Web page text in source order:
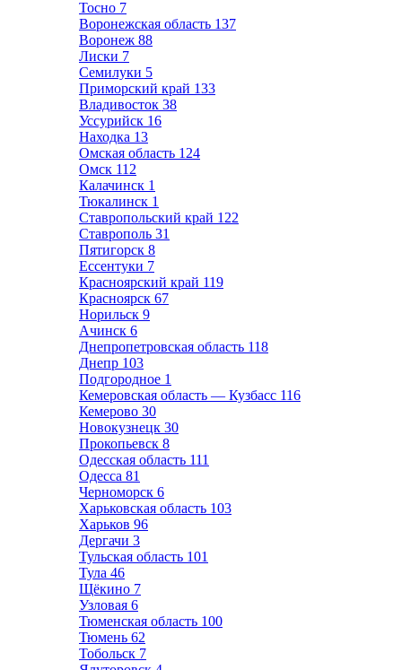
Тосно 7
Воронежская область 137
Воронеж 88
Лиски 7
Семилуки 5
Приморский край 133
Владивосток 38
Уссурийск 16
Находка 13
Омская область 124
Омск 112
Калачинск 1
Тюкалинск 1
Ставропольский край 122
Ставрополь 31
Пятигорск 8
Ессентуки 7
Красноярский край 119
Красноярск 67
Норильск 9
Ачинск 6
Днепропетровская область 118
Днепр 103
Подгородное 1
Кемеровская область — Кузбасс 116
Кемерово 30
Новокузнецк 30
Прокопьевск 8
Одесская область 111
Одесса 81
Черноморск 6
Харьковская область 103
Харьков 96
Дергачи 3
Тульская область 101
Тула 46
Щёкино 7
Узловая 6
Тюменская область 100
Тюмень 62
Тобольск 7